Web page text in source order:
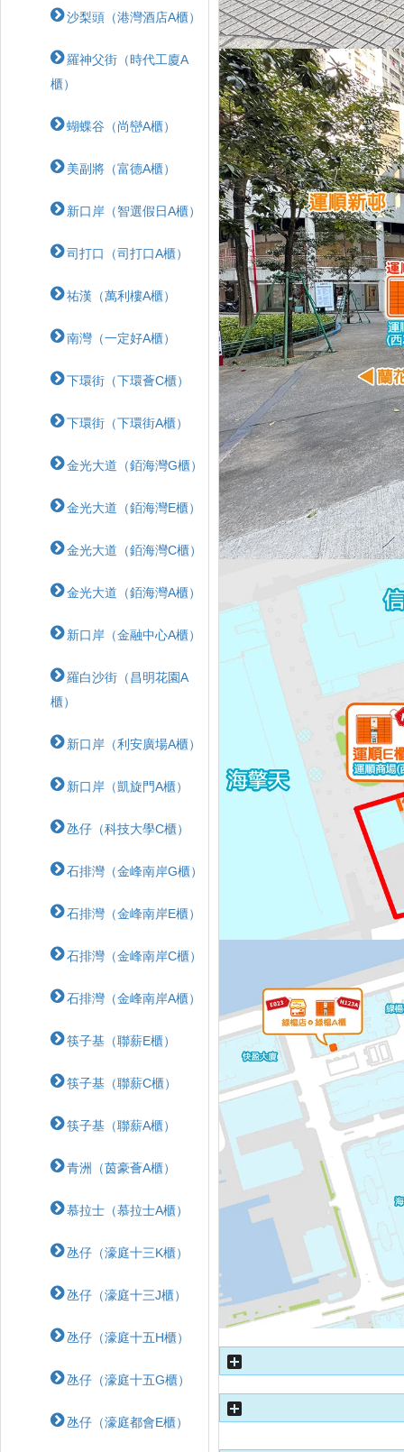
沙梨頭（港灣酒店A櫃）
羅神父街（時代工廈A
櫃）
蝴蝶⾕（尚巒A櫃）
美副將（富德A櫃）
新口岸（智選假日A櫃）
司打口（司打口A櫃）
祐漢（萬利樓A櫃）
南灣（一定好A櫃）
下環街（下環薈C櫃）
下環街（下環街A櫃）
金光大道（銆海灣G櫃）
金光大道（銆海灣E櫃）
金光大道（銆海灣C櫃）
金光大道（銆海灣A櫃）
新口岸（金融中心A櫃）
羅白沙街（昌明花園A
櫃）
新口岸（利安廣場A櫃）
新口岸（凱旋門A櫃）
氹仔（科技大學C櫃）
石排灣（金峰南岸G櫃）
石排灣（金峰南岸E櫃）
石排灣（金峰南岸C櫃）
石排灣（金峰南岸A櫃）
筷子基（聯薪E櫃）
筷子基（聯薪C櫃）
筷子基（聯薪A櫃）
青洲（茵豪薈A櫃）
慕拉士（慕拉士A櫃）
氹仔（濠庭十三K櫃）
氹仔（濠庭十三J櫃）
氹仔（濠庭十五H櫃）
氹仔（濠庭十五G櫃）
氹仔（濠庭都會E櫃）